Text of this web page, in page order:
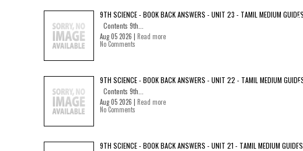
9TH SCIENCE - BOOK BACK ANSWERS - UNIT 23 - TAMIL MEDIUM
Contents 9th...
Aug 05 2026 | Read more
No Comments
9TH SCIENCE - BOOK BACK ANSWERS - UNIT 22 - TAMIL MEDIUM
Contents 9th...
Aug 05 2026 | Read more
No Comments
9TH SCIENCE - BOOK BACK ANSWERS - UNIT 21 - TAMIL MEDIUM GUIDES